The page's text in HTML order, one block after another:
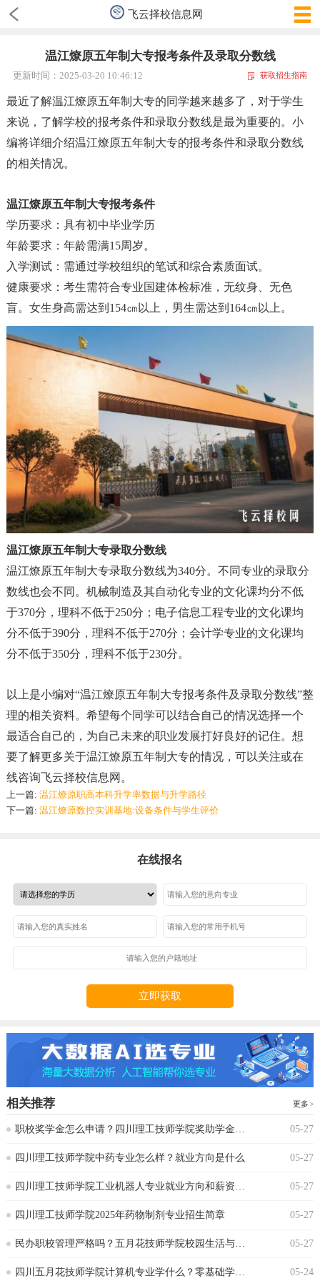
飞云择校信息网
温江燎原五年制大专报考条件及录取分数线
更新时间：2025-03-20 10:46:12 获取招生指南
最近了解温江燎原五年制大专的同学越来越多了，对于学生
来说，了解学校的报考条件和录取分数线是最为重要的。小
编将详细介绍温江燎原五年制大专的报考条件和录取分数线
的相关情况。
温江燎原五年制大专报考条件
学历要求：具有初中毕业学历
年龄要求：年龄需满15周岁。
入学测试：需通过学校组织的笔试和综合素质面试。
健康要求：考生需符合专业国建体检标准，无纹身、无色
盲。女生身高需达到154㎝以上，男生需达到164㎝以上。
温江燎原五年制大专录取分数线
温江燎原五年制大专录取分数线为340分。不同专业的录取分
数线也会不同。机械制造及其自动化专业的文化课均分不低
于370分，理科不低于250分；电子信息工程专业的文化课均
分不低于390分，理科不低于270分；会计学专业的文化课均
分不低于350分，理科不低于230分‌。
以上是小编对“温江燎原五年制大专报考条件及录取分数线”整
理的相关资料。希望每个同学可以结合自己的情况选择一个
最适合自己的，为自己未来的职业发展打好良好的记住。想
要了解更多关于温江燎原五年制大专的情况， 可以关注或在
线咨询飞云择校信息网 。
上一篇: 温江燎原职高本科升学率数据与升学路径
下一篇: 温江燎原数控实训基地:设备条件与学生评价
在线报名
立即获取
相关推荐 更多
‌职校奖学金怎么申请？四川理工技师学院奖助学金政策 05-27
‌四川理工技师学院中药专业怎么样？就业方向是什么 05-27
四川理工技师学院工业机器人专业就业方向和薪资水平 05-27
四川理工技师学院2025年药物制剂专业招生简章 05-27
‌民办职校管理严格吗？五月花技师学院校园生活与纪律要求‌ 05-27
‌四川五月花技师学院计算机专业学什么？零基础学生能跟上吗 05-24